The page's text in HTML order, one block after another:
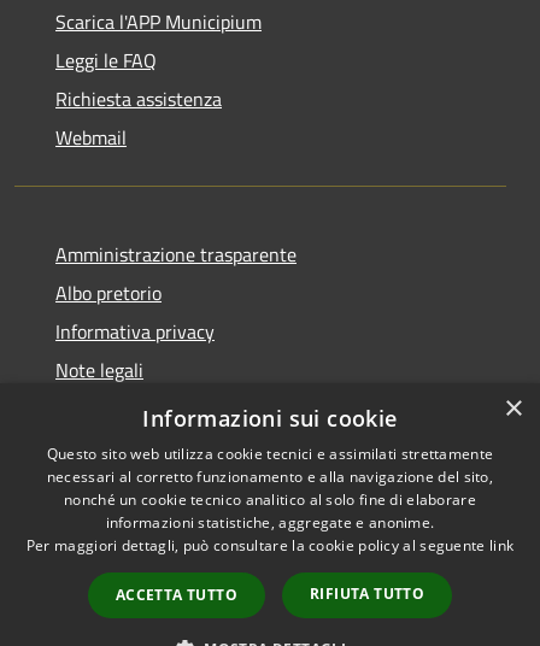
Scarica l'APP Municipium
Leggi le FAQ
Richiesta assistenza
Webmail
Amministrazione trasparente
Albo pretorio
Informativa privacy
Note legali
Dichiarazione di accessibilità
Accessibilità
Copyright © 2026 • Comune di
Bollate • Powered by
Municipium•
Accesso
redazione
×
Informazioni sui cookie
Questo sito web utilizza cookie tecnici e assimilati strettamente
necessari al corretto funzionamento e alla navigazione del sito,
nonché un cookie tecnico analitico al solo fine di elaborare
informazioni statistiche, aggregate e anonime.
Per maggiori dettagli, può consultare la cookie policy al seguente link
ACCETTA TUTTO RIFIUTA TUTTO